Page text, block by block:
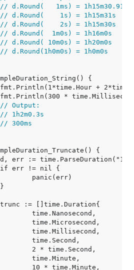
// d.Round(   1ms) = 1h15m30.918s
// d.Round(    1s) = 1h15m31s
// d.Round(    2s) = 1h15m30s
// d.Round(  1m0s) = 1h16m0s
// d.Round( 10m0s) = 1h20m0s
// d.Round(1h0m0s) = 1h0m0s
// Output:
// 1h2m0.3s
// 300ms